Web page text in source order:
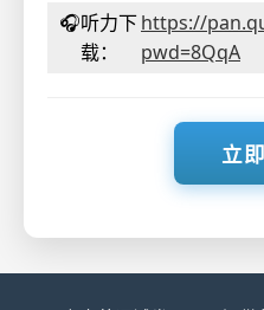
guest.
5. Why can’t the
C. She has to look
第二节（共 15 小题
🎧听力下
载：
https://
pwd=8QqA
立